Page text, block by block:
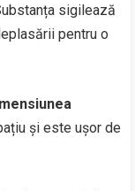
sigilează
pentru o
și este ușor de